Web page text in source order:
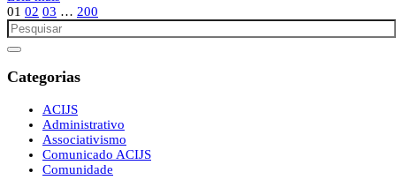
01 02 03 … 200
Categorias
ACIJS
Administrativo
Associativismo
Comunicado ACIJS
Comunidade